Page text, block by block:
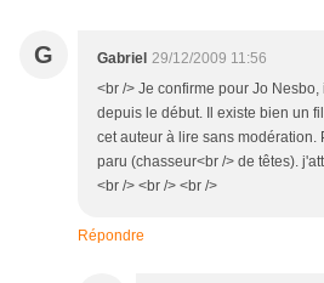
G Gabriel 29/12/2009 11:56
<br /> Je confirme pour Jo
depuis le début. Il existe bien un
cet auteur à lire sans modération.
paru (chasseur<br /> de têtes).
<br /> <br /> <br />
Répondre